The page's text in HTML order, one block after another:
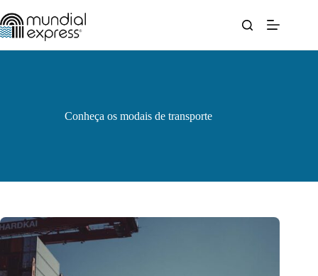
para
o
Conheça os modais de transporte